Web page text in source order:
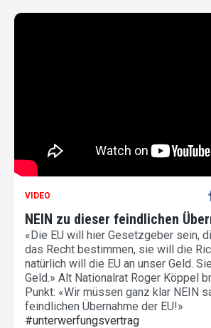
VIDEO
NEIN zu dieser feindlichen
«Die EU will hier Gesetzgeber sein,
das Recht bestimmen, sie will die
natürlich will die EU an unser Geld.
Geld.» Alt Nationalrat Roger Köppel
Punkt: «Wir müssen ganz klar NEIN
feindlichen Übernahme der EU!»
#unterwerfungsvertrag